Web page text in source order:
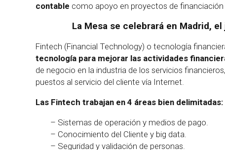
contable como apoyo en proyectos de financiación
La Mesa se celebrará en Madrid,
Fintech (Financial Technology) o tecnología
tecnología para mejorar las actividades
de negocio en la industria de los servicios
puestos al servicio del cliente vía Internet.
Las Fintech trabajan en 4 áreas bien delimitadas:
– Sistemas de operación y medios de pago.
– Conocimiento del Cliente y big data.
– Seguridad y validación de personas.